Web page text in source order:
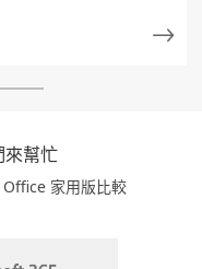
來幫忙
家用版比較